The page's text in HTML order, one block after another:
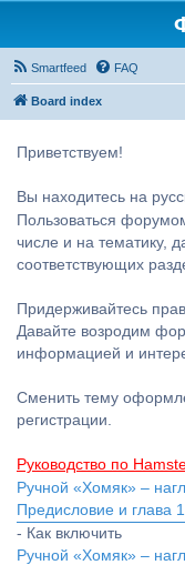
Smartfeed FAQ
Board index
Приветствуем!
Вы находитесь на
Пользоваться
числе и на тематику,
соответствующих
Придерживайтесь
Давайте возродим
информацией и
Сменить тему
регистрации.
Руководство по
Ручной «Хомяк» –
Предисловие и глава
- Как включить
Ручной «Хомяк» –